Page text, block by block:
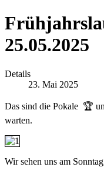
25.05.2025
Details
23. Mai 2025
Das sind die Pokale 🏆
warten.
Wir sehen uns am